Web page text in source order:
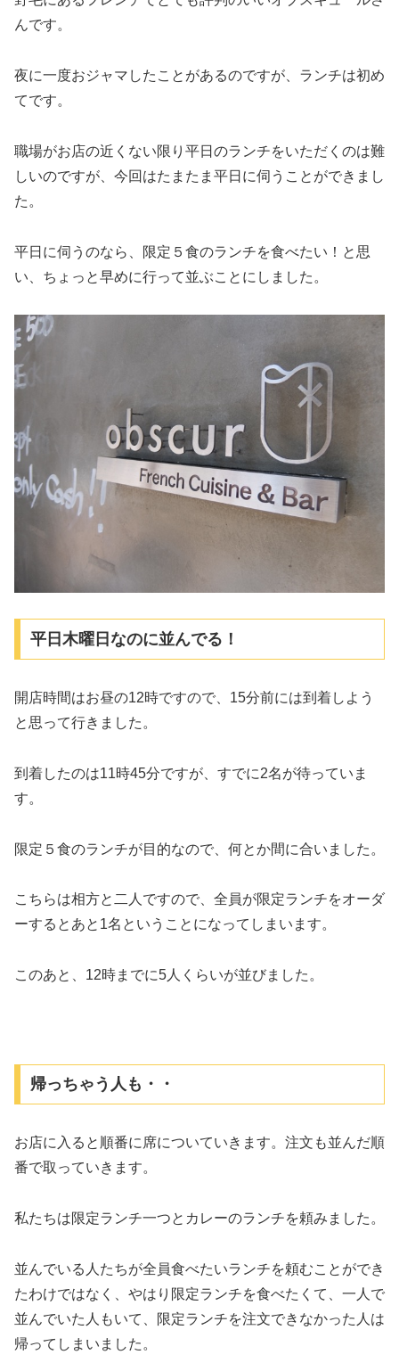
んです。
夜に一度おジャマしたことがあるのですが、ランチは初め
てです。
職場がお店の近くない限り平日のランチをいただくのは難
しいのですが、今回はたまたま平日に伺うことができまし
た。
平日に伺うのなら、限定５食のランチを食べたい！と思
い、ちょっと早めに行って並ぶことにしました。
平日木曜日なのに並んでる！
開店時間はお昼の12時ですので、15分前には到着しよう
と思って行きました。
到着したのは11時45分ですが、すでに2名が待っていま
す。
限定５食のランチが目的なので、何とか間に合いました。
こちらは相方と二人ですので、全員が限定ランチをオーダ
ーするとあと1名ということになってしまいます。
このあと、12時までに5人くらいが並びました。
帰っちゃう人も・・
お店に入ると順番に席についていきます。注文も並んだ順
番で取っていきます。
私たちは限定ランチ一つとカレーのランチを頼みました。
並んでいる人たちが全員食べたいランチを頼むことができ
たわけではなく、やはり限定ランチを食べたくて、一人で
並んでいた人もいて、限定ランチを注文できなかった人は
帰ってしまいました。